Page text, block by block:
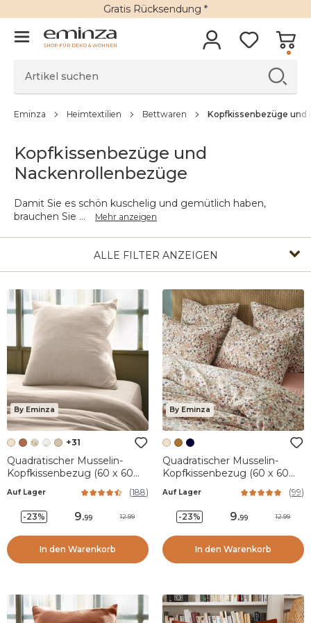
Gratis Rücksendung *
SHOP FÜR DEKO & WOHNEN
Eminza Heimtextilien Bettwaren Kopfkissenbezüge und
Kopfkissenbezüge und
Nackenrollenbezüge
Damit Sie es schön kuschelig und gemütlich haben,
brauchen Sie ... Mehr anzeigen
ALLE FILTER ANZEIGEN
By Eminza
+31
Quadratischer Musselin-
Kopfkissenbezug (60 x 60
Auf Lager (188)
-23% 9.99 12.99
In den Warenkorb
By Eminza
Quadratischer Musselin-
Kopfkissenbezug (60 x 60
Auf Lager (99)
-23% 9.99 12.99
In den Warenkorb